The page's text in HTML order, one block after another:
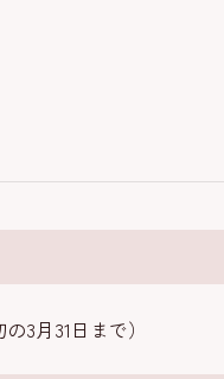
3月31日まで）